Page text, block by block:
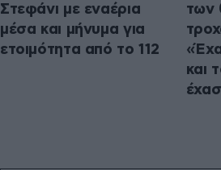
Στεφάνι με εναέρια
μέσα και μήνυμα για
ετοιμότητα από το 112
των
και